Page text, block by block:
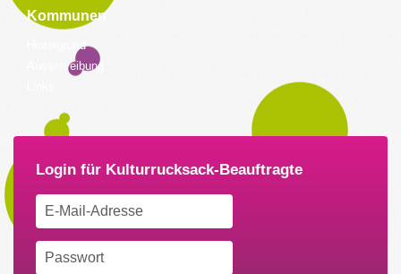
Kommunen
Hintergrund
Ausschreibung